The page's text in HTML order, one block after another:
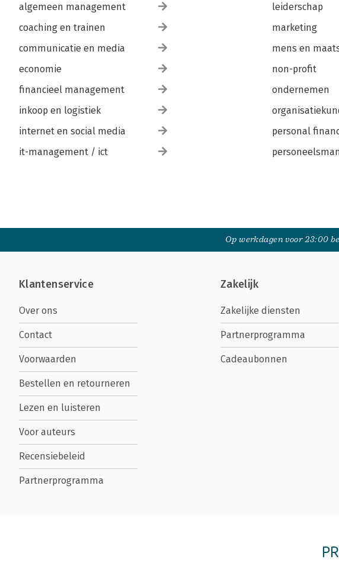
algemeen management
coaching en trainen
communicatie en media
economie
financieel management
inkoop en logistiek
internet en social media
it-management / ict
leiderschap
marketing
mens en
non-profit
ondernemen
personal
Op werkdagen voor 23:00
Klantenservice
Over ons
Contact
Voorwaarden
Bestellen en retourneren
Lezen en luisteren
Voor auteurs
Recensiebeleid
Partnerprogramma
Zakelijk
Zakelijke diensten
Partnerprogramma
Cadeaubonnen